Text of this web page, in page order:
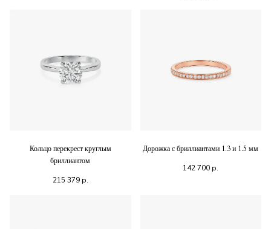
Кольцо перекрест круглым
бриллиантом
215 379р.
Дорожка с бриллиантами 1.3 и 1.5 мм
142 700 р.